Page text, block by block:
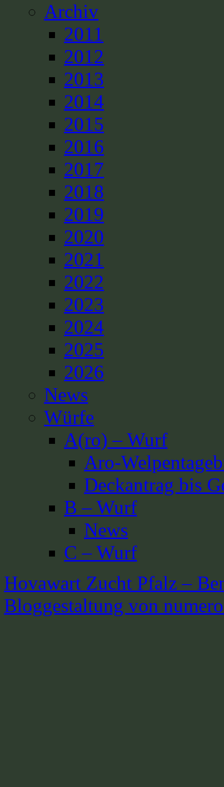
Archiv
2011
2012
2013
2014
2015
2016
2017
2018
2019
2020
2021
2022
2023
2024
2025
2026
News
Würfe
A(ro) – Wurf
Aro-
Deckantrag bis
B – Wurf
News
C – Wurf
Hovawart Zucht Pfalz –
Bloggestaltung von